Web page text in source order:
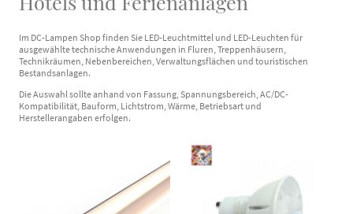
Im DC-Lampen Shop finden Sie LED-Leuchtmittel und LED-Leuchten für
ausgewählte technische Anwendungen in Fluren, Treppenhäusern,
Technikräumen, Nebenbereichen, Verwaltungsflächen und touristischen
Bestandsanlagen.
Die Auswahl sollte anhand von Fassung, Spannungsbereich, AC/DC-
Kompatibilität, Bauform, Lichtstrom, Wärme, Betriebsart und
Herstellerangaben erfolgen.